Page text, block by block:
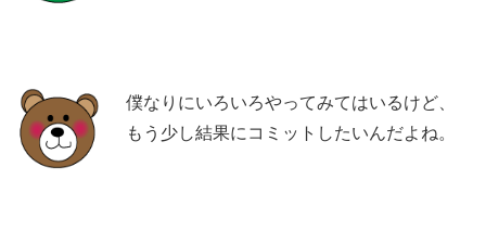
僕なりにいろいろやってみてはいるけど、
もう少し結果にコミットしたいんだよね。